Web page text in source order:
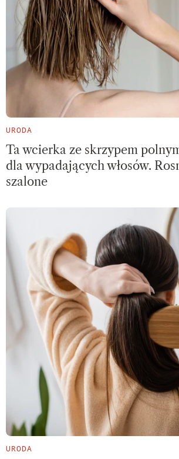
URODA
Ta wcierka ze skrzypem
dla wypadających włosów.
szalone
URODA